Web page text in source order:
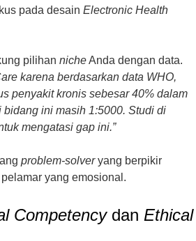
pada desain Electronic Health
pilihan nicheAnda dengan data.
karena berdasarkan data WHO,
penyakit kronis sebesar 40% dalam
ini masih 1:5000. Studi di
mengatasi gap ini.”
problem-solveryang berpikir
yang emosional.
Competencydan Ethical